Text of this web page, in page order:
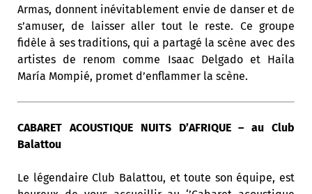
Armas, donnent inévitablement envie de danser et de
s’amuser, de laisser aller tout le reste. Ce groupe
fidèle à ses traditions, qui a partagé la scène avec des
artistes de renom comme Isaac Delgado et Haila
María Mompié, promet d’enflammer la scène.
CABARET ACOUSTIQUE NUITS D’AFRIQUE – au Club
Balattou
Le légendaire Club Balattou, et toute son équipe, est